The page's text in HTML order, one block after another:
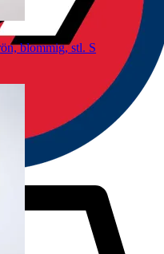
blommig, stl. S